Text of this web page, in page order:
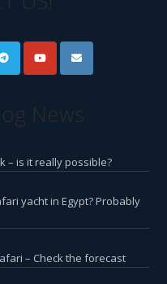
News
– is it really possible?
yacht in Egypt? Probably
– Check the forecast